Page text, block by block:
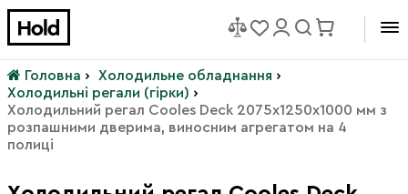
Головна › Холодильне обладнання ›
Холодильні регали (гірки) ›
Холодильний регал Cooles Deck 2075х1250х1000 мм з
розпашними дверима, виносним агрегатом на 4
полиці